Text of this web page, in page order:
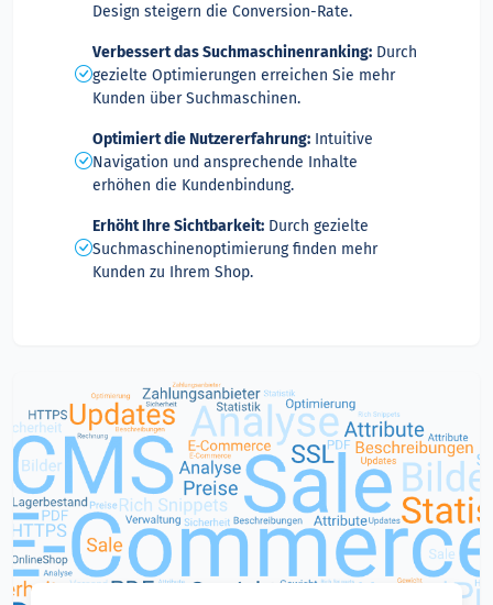
Design steigern die Conversion-Rate.
Verbessert das Suchmaschinenranking: Durch
gezielte Optimierungen erreichen Sie mehr
Kunden über Suchmaschinen.
Optimiert die Nutzererfahrung: Intuitive
Navigation und ansprechende Inhalte
erhöhen die Kundenbindung.
Erhöht Ihre Sichtbarkeit: Durch gezielte
Suchmaschinenoptimierung finden mehr
Kunden zu Ihrem Shop.